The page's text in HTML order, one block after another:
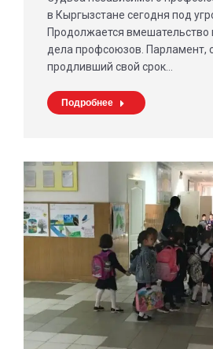
в Кыргызстане сегодня под
Продолжается вмешательство
дела профсоюзов. Парламент,
продливший свой срок…
Подробнее